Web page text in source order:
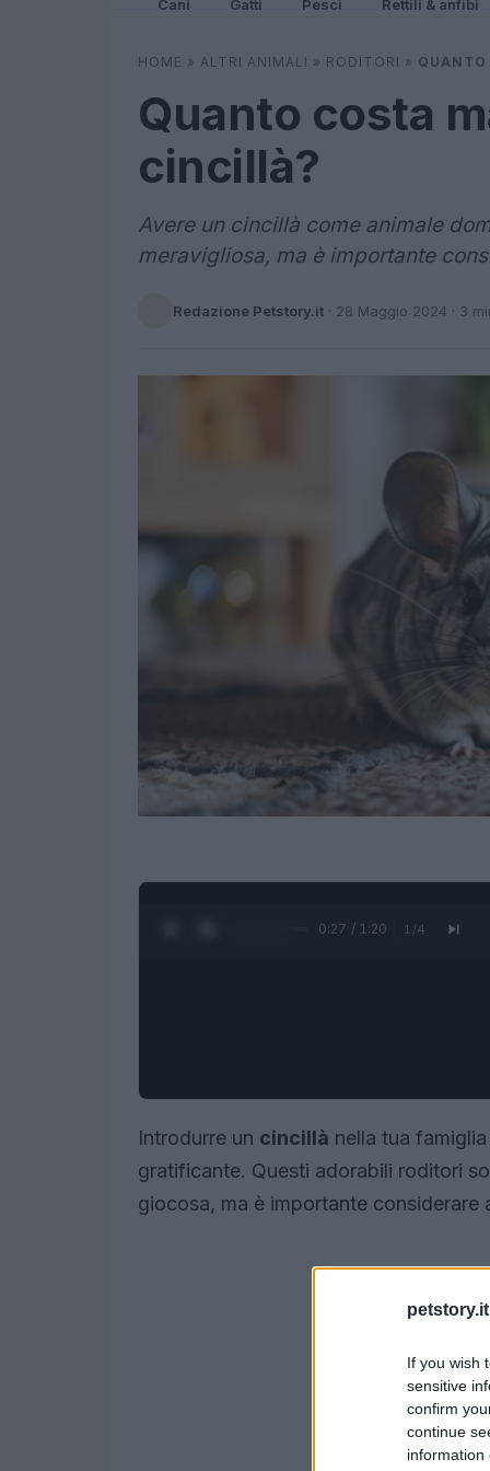
If you wish
sensitive
confirm
continue
information
Cani Gatti Pesci Rettili & anfibi
HOME » ALTRI ANIMALI » RODITORI »
Quanto costa
cincillà?
Avere un cincillà come animale
meravigliosa, ma è importante
Redazione Petstory.it · 28 Maggio 2024 · 3
0:28 / 1:20 1 /4
Introdurre un cincillà nella tua
gratificante. Questi adorabili roditori
giocosa, ma è importante